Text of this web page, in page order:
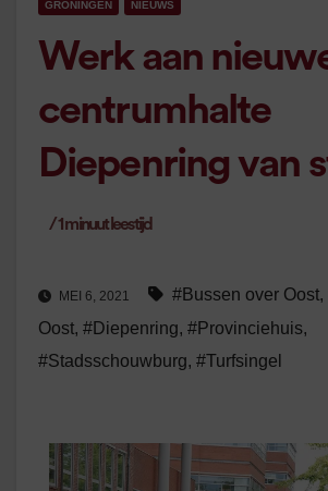
GRONINGEN NIEUWS
Werk aan
centrumhalte
Diepenring van
/1 minuut leestijd
MEI 6, 2021 #Bussen over Oost,
Oost, #Diepenring, #Provinciehuis,
#Stadsschouwburg, #Turfsingel